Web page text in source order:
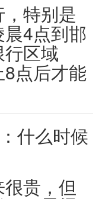
特别是
4点到邯
区域
点后才能
什么时候
贵，但